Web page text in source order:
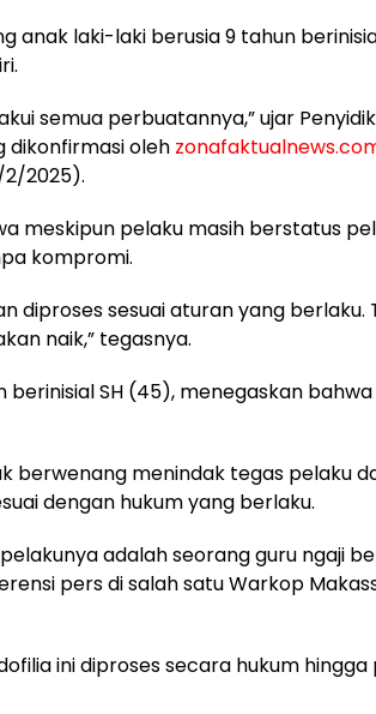
anak laki-laki berusia 9 tahun
semua perbuatannya,” ujar
dikonfirmasi oleh
2025).
meskipun pelaku masih berstatus
kompromi.
diproses sesuai aturan yang berlaku.
naik,” tegasnya.
SH (45), menegaskan bahwa
berwenang menindak tegas pelaku
dengan hukum yang berlaku.
adalah seorang guru ngaji
pers di salah satu Warkop
ini diproses secara hukum